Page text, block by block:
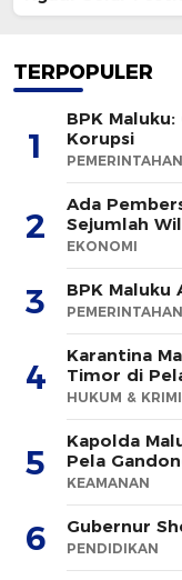
Waren 2026
TERPOPULER
1
BPK
Korupsi
PEMERINTAHAN
2
Ada
Sejumlah
EKONOMI
3 BPK Maluku
PEMERINTAHAN
4
Karantina
Timor di
HUKUM &
5
Kapolda
Pela
KEAMANAN
6 Gubernur
PENDIDIKAN